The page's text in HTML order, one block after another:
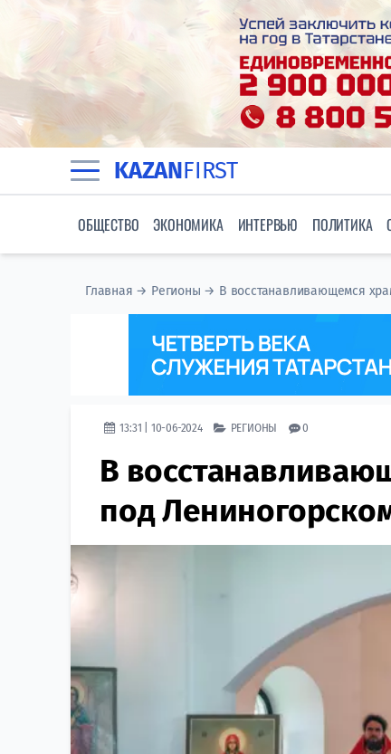
KAZANFIRST
ОБЩЕСТВО ЭКОНОМИКА ИНТЕРВЬЮ ПОЛИТИКА
Главная → Регионы → В восстанавливающемся
13:31 | 10-06-2024 РЕГИОНЫ 0
В
под